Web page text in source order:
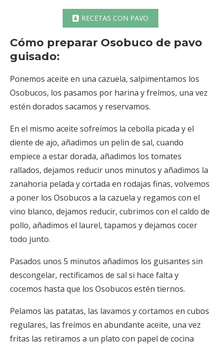
RECETAS CON PAVO
Cómo preparar Osobuco de pavo
guisado:
Ponemos aceite en una cazuela, salpimentamos los
Osobucos, los pasamos por harina y freímos, una vez
estén dorados sacamos y reservamos.
En el mismo aceite sofreímos la cebolla picada y el
diente de ajo, añadimos un pelin de sal, cuando
empiece a estar dorada, añadimos los tomates
rallados, dejamos reducir unos minutos y añadimos la
zanahoria pelada y cortada en rodajas finas, volvemos
a poner los Osobucos a la cazuela y regamos con el
vino blanco, dejamos reducir, cubrimos con el caldo de
pollo, añadimos el laurel, tapamos y dejamos cocer
todo junto.
Pasados unos 5 minutos añadimos los guisantes sin
descongelar, rectificamos de sal si hace falta y
cocemos hasta que los Osobucos estén tiernos.
Pelamos las patatas, las lavamos y cortamos en cubos
regulares, las freímos en abundante aceite, una vez
fritas las retiramos a un plato con papel de cocina